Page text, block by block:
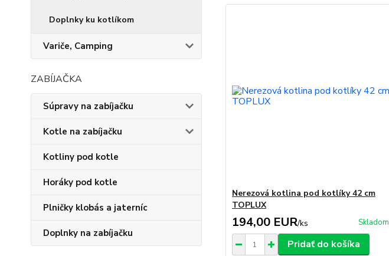
Doplnky ku kotlíkom
Variče, Camping
ZABÍJAČKA
Súpravy na zabíjačku
Kotle na zabíjačku
Kotliny pod kotle
Horáky pod kotle
Plničky klobás a jaterníc
Doplnky na zabíjačku
Nerezová kotlina pod kotlíky 42 cm
TOPLUX
194,00 EUR/ks Skladom
Pridať do košíka